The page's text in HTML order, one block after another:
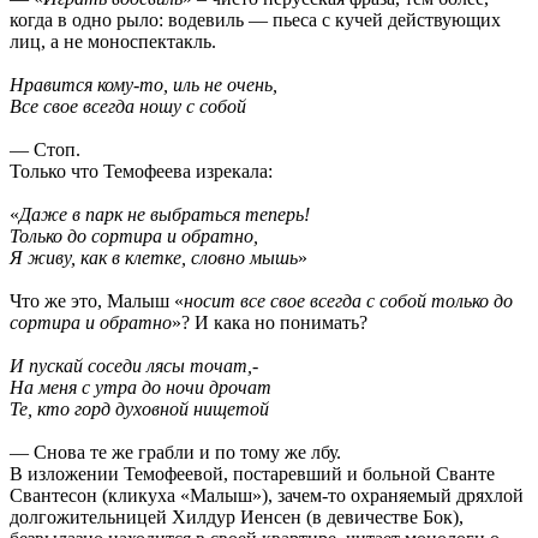
когда в одно рыло: водевиль — пьеса с кучей действующих
лиц, а не моноспектакль.
Нравится кому-то, иль не очень,
Все свое всегда ношу с собой
— Стоп.
Только что Темофеева изрекала:
«Даже в парк не выбраться теперь!
Только до сортира и обратно,
Я живу, как в клетке, словно мышь»
Что же это, Малыш «носит все свое всегда с собой только до
сортира и обратно»? И кака но понимать?
И пускай соседи лясы точат,-
На меня с утра до ночи дрочат
Те, кто горд духовной нищетой
— Снова те же грабли и по тому же лбу.
В изложении Темофеевой, постаревший и больной Сванте
Свантесон (кликуха «Малыш»), зачем-то охраняемый дряхлой
долгожительницей Хилдур Иенсен (в девичестве Бок),